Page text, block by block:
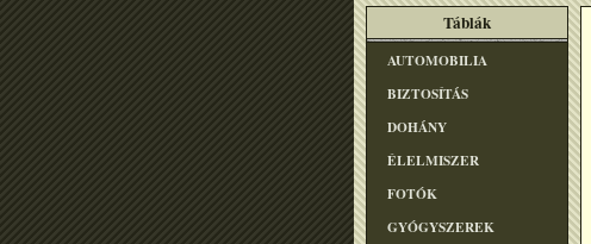
Táblák
AUTOMOBILIA
BIZTOSÍTÁS
DOHÁNY
ÉLELMISZER
FOTÓK
GYÓGYSZEREK